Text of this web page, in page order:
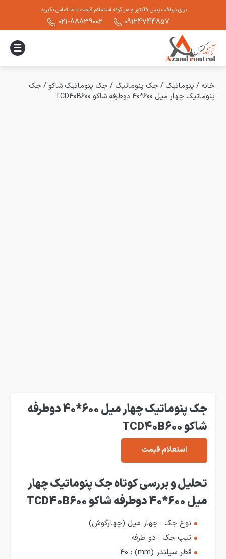
برای دریافت پیش فاکتور و هر گونه استعلام قیمت با ما تماس بگیرید.
09124744857
021-88839002
خانه / پنوماتیک / جک پنوماتیک / جک پنوماتیک شاکو / جک
پنوماتیک چهار میل 600*40 دوطرفه شاکو TCD40B600
جک پنوماتیک چهار میل 600*40 دوطرفه
شاکو TCD40B600
استعلام قیمت
تحلیل و بررسی کوتاه جک پنوماتیک چهار
میل 600*40 دوطرفه شاکو TCD40B600
نوع جک : چهار میل (چهارگوش)
تیپ جک : دو طرفه
قطر سیلندر (mm) : 40